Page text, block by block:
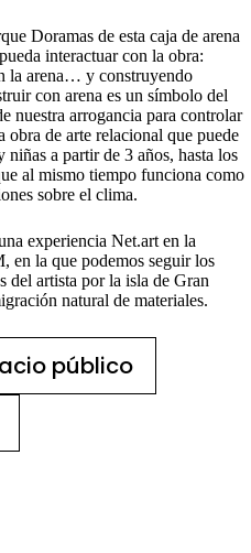
Doramas de esta caja de arena
interactuar con la obra:
la arena… y construyendo
con arena es un símbolo del
nuestra arrogancia para controlar
obra de arte relacional que puede
a partir de 3 años, hasta los
al mismo tiempo funciona como
sobre el clima.
experiencia Net.art en la
en la que podemos seguir los
del artista por la isla de Gran
natural de materiales.
público